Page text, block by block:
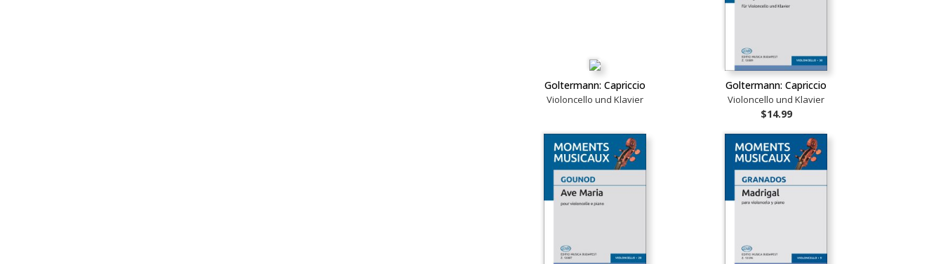
Goltermann: Capriccio
Violoncello und Klavier
Goltermann: Capriccio
Violoncello und Klavier
$14.99